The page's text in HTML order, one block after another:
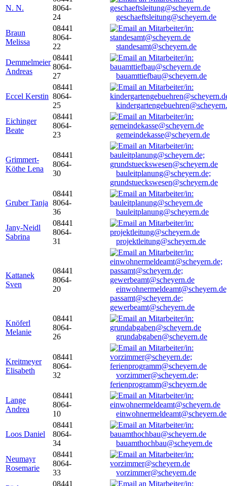
N. N.
8064-
24
geschaeftsleitung@scheyern.de
Braun
Melissa
08441
8064-
22
standesamt@scheyern.de
Demmelmeier
Andreas
08441
8064-
27
bauamttiefbau@scheyern.de
Eccel Kerstin
08441
8064-
25
Eichinger
Beate
08441
8064-
23
gemeindekasse@scheyern.de
Grimmert-
Köthe Lena
08441
8064-
30
bauleitplanung@scheyern.de;
grundstueckswesen@scheyern.de
Gruber Tanja
08441
8064-
36
bauleitplanung@scheyern.de
Jany-Neidl
Sabrina
08441
8064-
31
projektleitung@scheyern.de
Kattanek
Sven
08441
8064-
20
passamt@scheyern.de;
gewerbeamt@scheyern.de
Knöferl
Melanie
08441
8064-
26
grundabgaben@scheyern.de
Kreitmeyer
Elisabeth
08441
8064-
32
vorzimmer@scheyern.de;
ferienprogramm@scheyern.de
Lange
Andrea
08441
8064-
10
einwohnermeldeamt@scheyern.de
Loos Daniel
08441
8064-
34
bauamthochbau@scheyern.de
Neumayr
Rosemarie
08441
8064-
33
vorzimmer@scheyern.de
08441